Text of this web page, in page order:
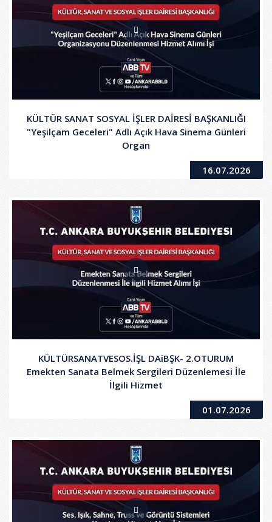
KÜLTÜR SANAT SOSYAL İŞLER DAİRESİ BAŞKANLIĞI
"Yeşilçam Geceleri" Adlı Açık Hava Sinema Günleri
Organ
16.07.2026
KÜLTÜRSANATVESOS.İŞL DAiBŞK- 2.OTURUM
Emekten Sanata Belmek Sergileri Düzenlemesi İle
İlgili Hizmet
01.07.2026